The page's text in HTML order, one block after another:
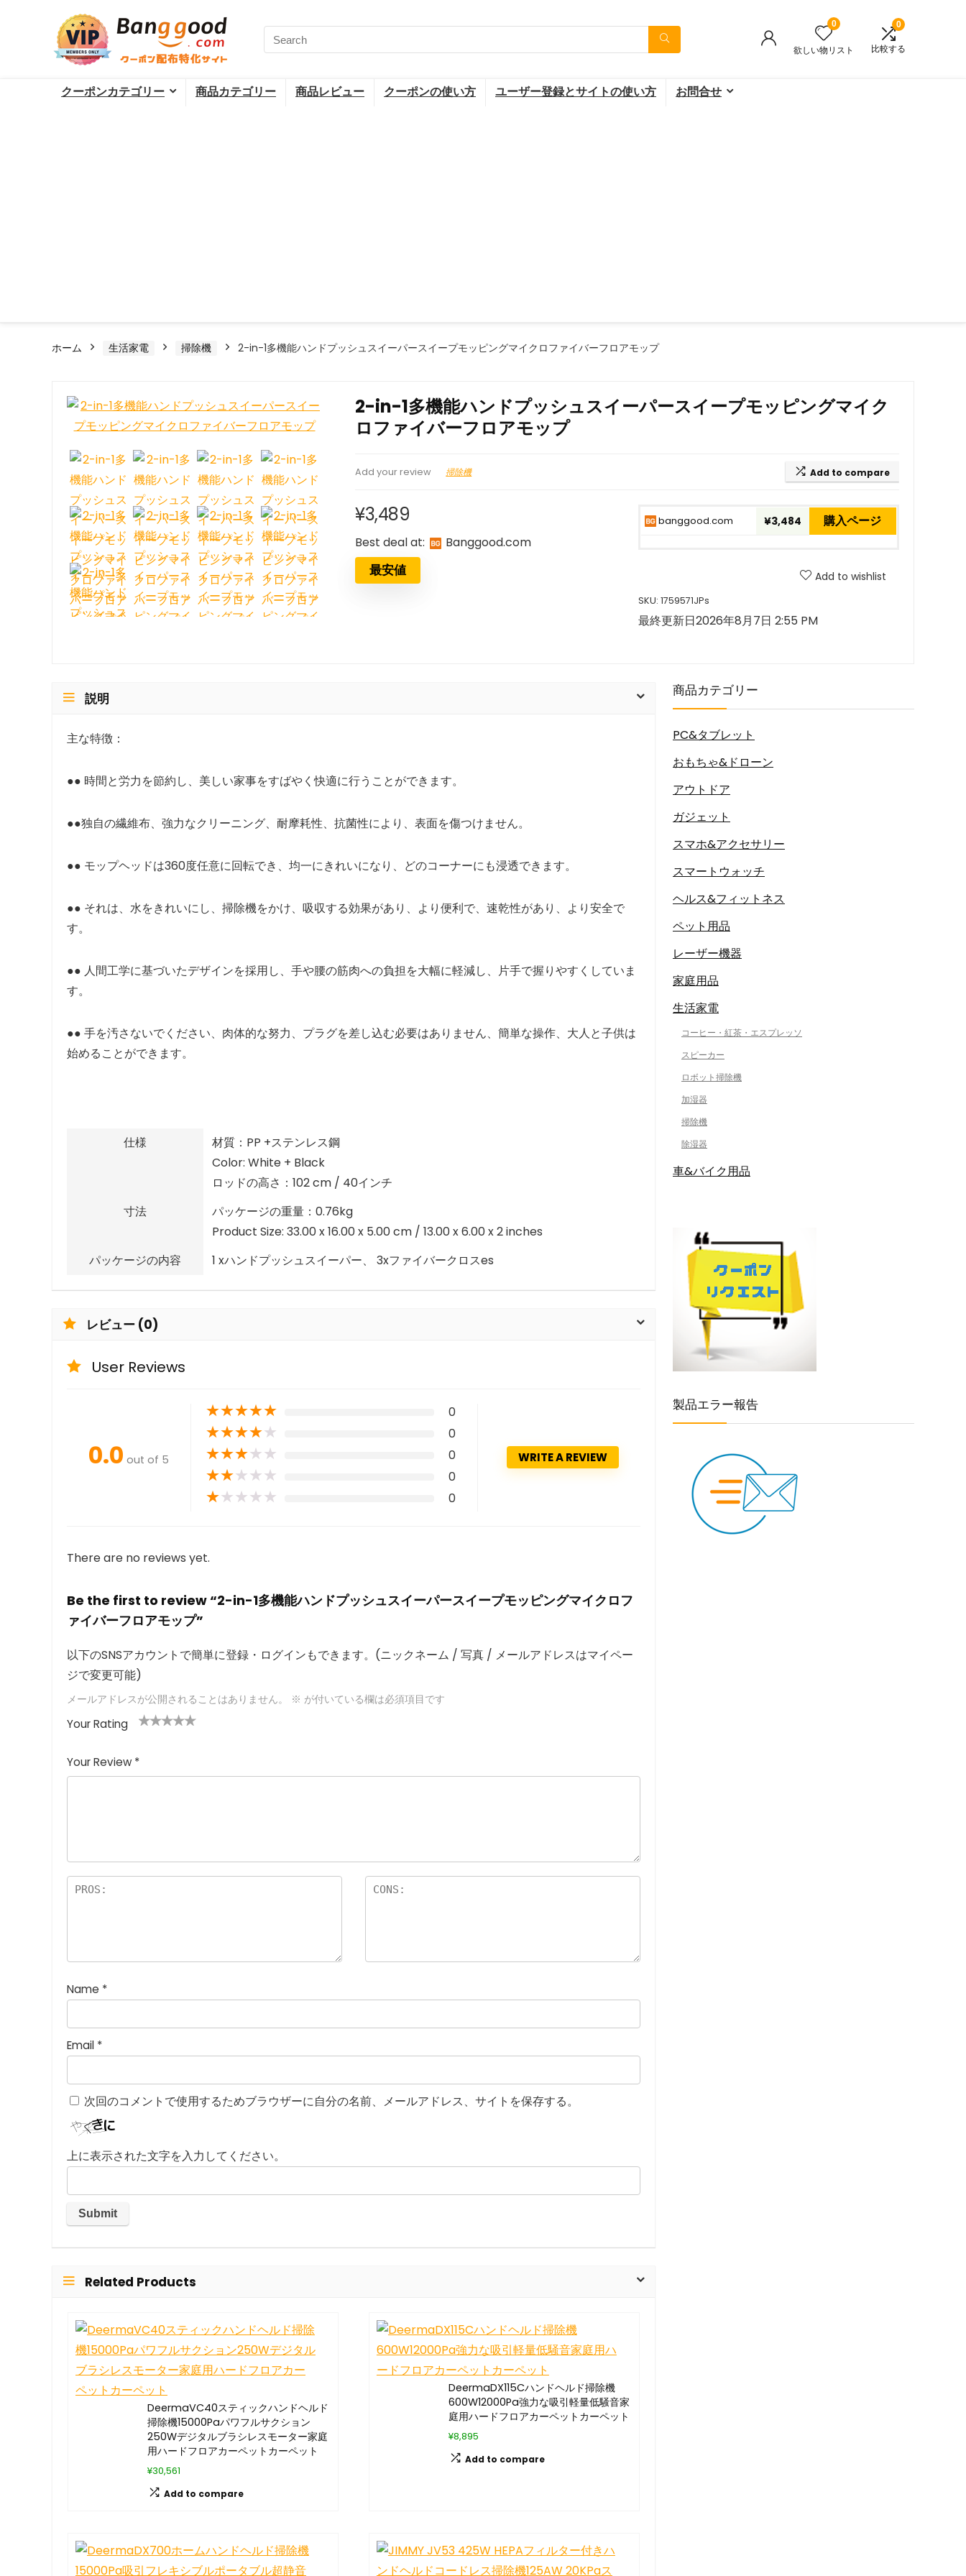
0
欲しい物リスト
0
比較する
クーポンカテゴリー 商品カテゴリー 商品レビュー クーポンの使い方 ユーザー登録とサイトの使い方 お問合せ
ホーム 生活家電 掃除機 2-in-1多機能ハンドプッシュスイーパースイープモッピングマイクロファイバーフロアモップ
2-in-1多機能ハンドプッシュスイーパースイープモッピングマイク
ロファイバーフロアモップ
Add your review 掃除機 Add to compare
¥3,489
Best deal at: banggood.com
最安値
banggood.com ¥3,484 購入ページ
Add to wishlist
SKU: 1759571JPs
最終更新日2026年8月7日 2:55 PM
説明
主な特徴：
●● 時間と労力を節約し、美しい家事をすばやく快適に行うことができます。
●●独自の繊維布、強力なクリーニング、耐摩耗性、抗菌性により、表面を傷つけません。
●● モップヘッドは360度任意に回転でき、均一にきれいになり、どのコーナーにも浸透できます。
●● それは、水をきれいにし、掃除機をかけ、吸収する効果があり、より便利で、速乾性があり、より安全で
す。
●● 人間工学に基づいたデザインを採用し、手や腰の筋肉への負担を大幅に軽減し、片手で握りやすくしていま
す。
●● 手を汚さないでください、肉体的な努力、プラグを差し込む必要はありません、簡単な操作、大人と子供は
始めることができます。
仕様
材質：PP +ステンレス鋼
Color: White + Black
ロッドの高さ：102 cm / 40インチ
寸法
パッケージの重量：0.76kg
Product Size: 33.00 x 16.00 x 5.00 cm / 13.00 x 6.00 x 2 inches
パッケージの内容
1 xハンドプッシュスイーパー、 3xファイバークロスes
レビュー (0)
User Reviews
0.0 out of 5
★★★★★ 0
★★★★★ 0
★★★★★ 0
★★★★★ 0
★★★★★ 0
WRITE A REVIEW
There are no reviews yet.
Be the first to review “2-in-1多機能ハンドプッシュスイーパースイープモッピングマイクロフ
ァイバーフロアモップ”
以下のSNSアカウントで簡単に登録・ログインもできます。(ニックネーム / 写真 / メールアドレスはマイペー
ジで変更可能)
メールアドレスが公開されることはありません。 ※ が付いている欄は必須項目です
Your Rating
つ
星
価
星
(最
(最高
評価:
(最高評
価: 5つ
高評価: 5
つ星)
Your Review *
Name *
Email *
次回のコメントで使用するためブラウザーに自分の名前、メールアドレス、サイトを保存する。
上に表示された文字を入力してください。
Related Products
DeermaVC40スティックハンドヘルド
掃除機15000Paパワフルサクション
250Wデジタルブラシレスモーター家庭
用ハードフロアカーペットカーペット
¥30,561
Add to compare
DeermaDX115Cハンドヘルド掃除機
600W12000Pa強力な吸引軽量低騒音家
庭用ハードフロアカーペットカーペット
¥8,895
Add to compare
商品カテゴリー
PC&タブレット
おもちゃ&ドローン
アウトドア
ガジェット
スマホ&アクセサリー
スマートウォッチ
ヘルス&フィットネス
ペット用品
レーザー機器
家庭用品
生活家電
コーヒー・紅茶・エスプレッソ
スピーカー
ロボット掃除機
加湿器
掃除機
除湿器
車&バイク用品
製品エラー報告